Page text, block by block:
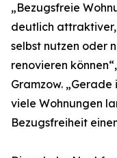
„Bezugsfreie
deutlich
selbst nutzen oder
renovieren
Gramzow.
viele Wohnungen
Bezugsfreiheit